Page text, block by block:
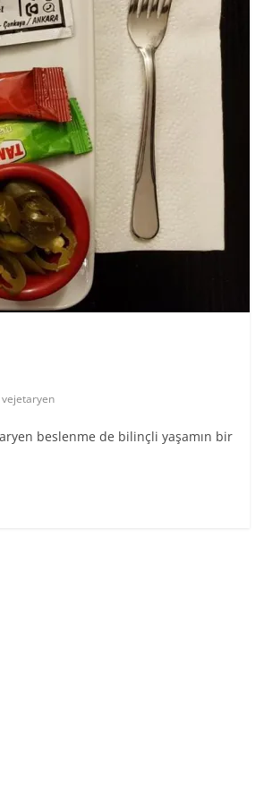
vejetaryen
beslenme de bilinçli yaşamın bir